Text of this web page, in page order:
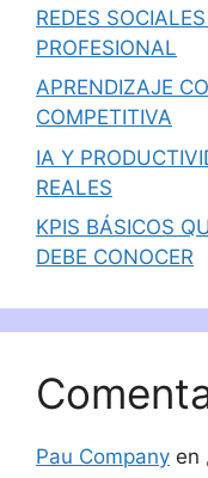
REDES
PROFESIONAL
APRENDIZAJE
COMPETITIVA
IA Y
REALES
KPIS BÁSICOS
DEBE CONOCER
Pau Company en